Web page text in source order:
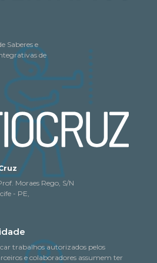
Saberes e
de
Moraes Rego, S/N
- PE,
trabalhos autorizados pelos
e colaboradores assumem ter